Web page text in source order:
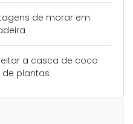
de morar em
a casca de coco
de plantas